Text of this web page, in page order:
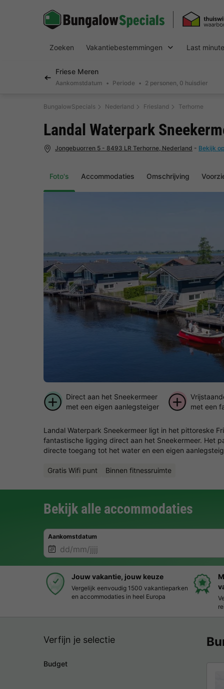
Zoeken Vakantiebestemmingen Last
Friese Meren
Aankomstdatum Periode 2 personen, 0 huisdier
BungalowSpecials Nederland Friesland Terhorne
Foto's Accommodaties Omschrijving
Landal Waterpark
Jongebuorren 5 - 8493 LR Terhorne, Nederland - Bekijk
Direct aan het Sneekermeer
met een eigen aanlegsteiger
met een
Landal Waterpark Sneekermeer ligt in het pittoreske
fantastische ligging direct aan het Sneekermeer. Het
directe toegang tot het water en een eigen
Gratis Wifi punt Binnen fitnessruimte
Bekijk alle accommodaties
Aankomstdatum
Jouw vakantie, jouw keuze
Vergelijk eenvoudig 1500 vakantieparken
en accommodaties in heel Europa
Verfijn je selectie
Budget